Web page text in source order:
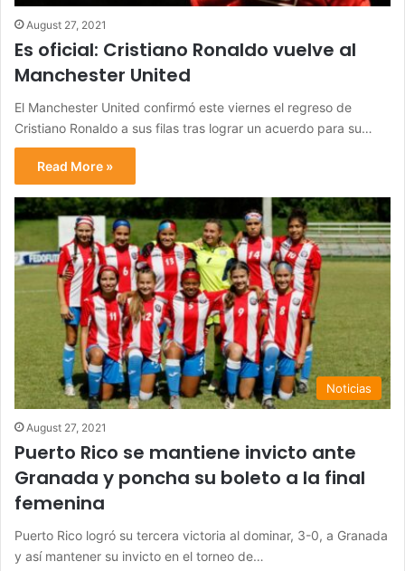
August 27, 2021
Es oficial: Cristiano Ronaldo vuelve al
Manchester United
El Manchester United confirmó este viernes el regreso de
Cristiano Ronaldo a sus filas tras lograr un acuerdo para su…
Read More »
Noticias
August 27, 2021
Puerto Rico se mantiene invicto ante
Granada y poncha su boleto a la final
femenina
Puerto Rico logró su tercera victoria al dominar, 3-0, a Granada
y así mantener su invicto en el torneo de…